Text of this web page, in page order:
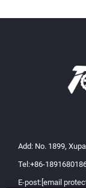
Add: No. 1899,
Tel:+86-
E-post: [email